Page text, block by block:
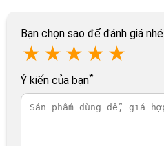
Bạn chọn sao để đánh giá nhé
★ ★ ★ ★ ★
Ý kiến của bạn*